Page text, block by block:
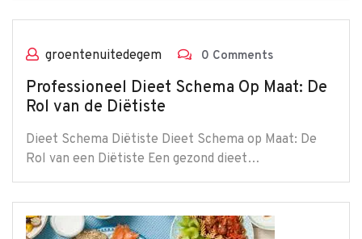
groentenuitedegem 0 Comments
Professioneel Dieet Schema Op Maat: De
Rol van de Diëtiste
Dieet Schema Diëtiste Dieet Schema op Maat: De
Rol van een Diëtiste Een gezond dieet…